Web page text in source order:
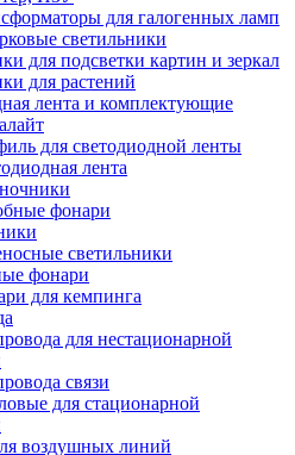
для галогенных ламп
светильники
для подсветки картин и зеркал
для растений
лента и комплектующие
для светодиодной ленты
лента
фонари
светильники
фонари
для кемпинга
для нестационарной
связи
для стационарной
воздушных линий